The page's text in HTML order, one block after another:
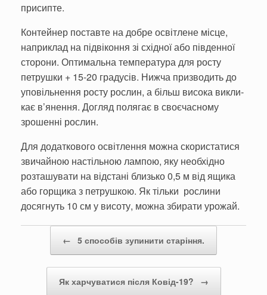
присипте.
Контейнер поставте на добре освітлене місце,
наприклад на підвіконня зі східної або південної
сторо­ни. Оптимальна темпера­тура для росту
петруш­ки + 15-20 градусів. Нижча призводить до
уповільнен­ня росту рослин, а більш висока викли­
кає в’янення. Догляд полягає в своєчасно­му
зрошенні рослин.
Для додаткового освітлен­ня можна скористатися
звичайною настільною лампою, яку необхідно
розташува­ти на відстані близько 0,5 м від ящика
або горщика з петрушкою. Як тільки рослини
досягнуть 10 см у висоту, можна збирати урожай.
← 5 способів зупинити старіння.
Як харчуватися після Ковід-19? →